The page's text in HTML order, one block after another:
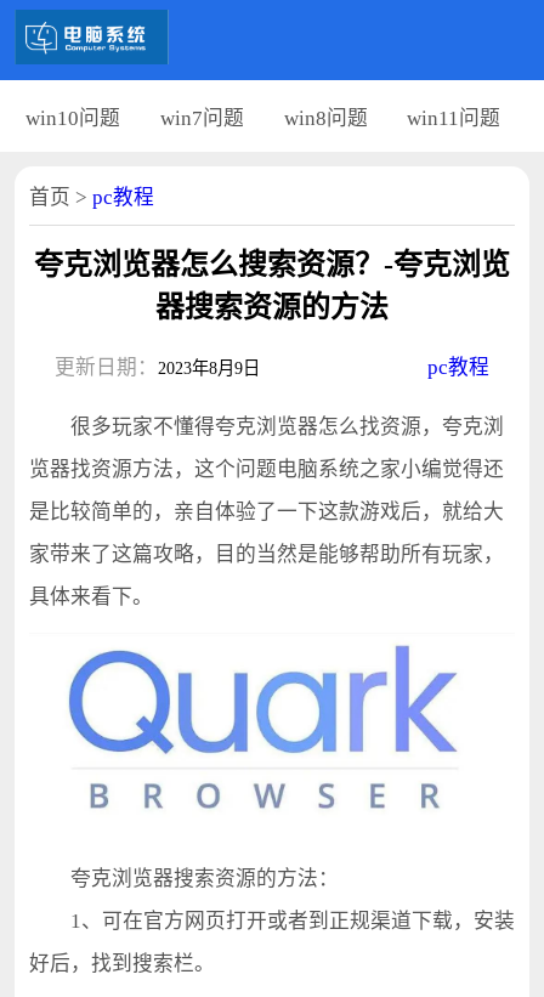
win10问题 win7问题 win8问题 win11问题
首页 > pc教程
夸克浏览器怎么搜索资源？-夸克浏览
器搜索资源的方法
更新日期： 2023年8月9日 pc教程
很多玩家不懂得夸克浏览器怎么找资源，夸克浏
览器找资源方法，这个问题电脑系统之家小编觉得还
是比较简单的，亲自体验了一下这款游戏后，就给大
家带来了这篇攻略，目的当然是能够帮助所有玩家，
具体来看下。
夸克浏览器搜索资源的方法：
1、可在官方网页打开或者到正规渠道下载，安装
好后，找到搜索栏。